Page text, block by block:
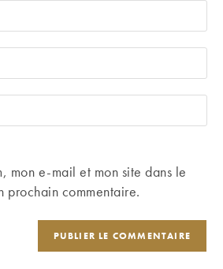
mon e-mail et mon site dans le
prochain commentaire.